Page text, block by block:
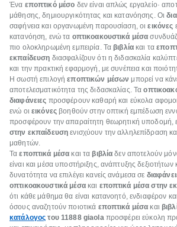
Ένα εποπτικό μέσο δεν είναι απλώς εργαλείο·
μάθησης, δημιουργικότητας και κατανόησης. Οι
σαφήνεια και οργανωμένη παρουσίαση, οιεικόνες
κατανόηση, ενώ τα οπτικοακουστικά μέσα
πιο ολοκληρωμένη εμπειρία. Ταβιβλία και τα
εκπαίδευση διασφαλίζουν ότι η διδασκαλία
και την πρακτική εφαρμογή, με συνέπεια και
Η σωστή επιλογήεποπτικών μέσων μπορεί να
αποτελεσματικότητα της διδασκαλίας. Τα
διαφάνειες προσφέρουν καθαρή και εύκολα
ενώ οι εικόνεςβοηθούν στην οπτική εμπέδωση
προσφέρουν την απαραίτητη θεωρητική υποδομή,
στην εκπαίδευση ενισχύουν την αλληλεπίδραση
μαθητών.
Ταεποπτικά μέσα και ταβιβλία δεν αποτελούν
είναι και μέσα υποστήριξης, ανάπτυξης δεξιοτήτων
δυνατότητα να επιλέγει κανείς ανάμεσα σε
οπτικοακουστικά μέσακαι εποπτικά μέσα στην
ότι κάθε μάθημα θα είναι κατανοητό, ενδιαφέρον
όσους αναζητούν ποιοτικά εποπτικά μέσα και
κατάλογος του 11888 giaolaπροσφέρει εύκολη